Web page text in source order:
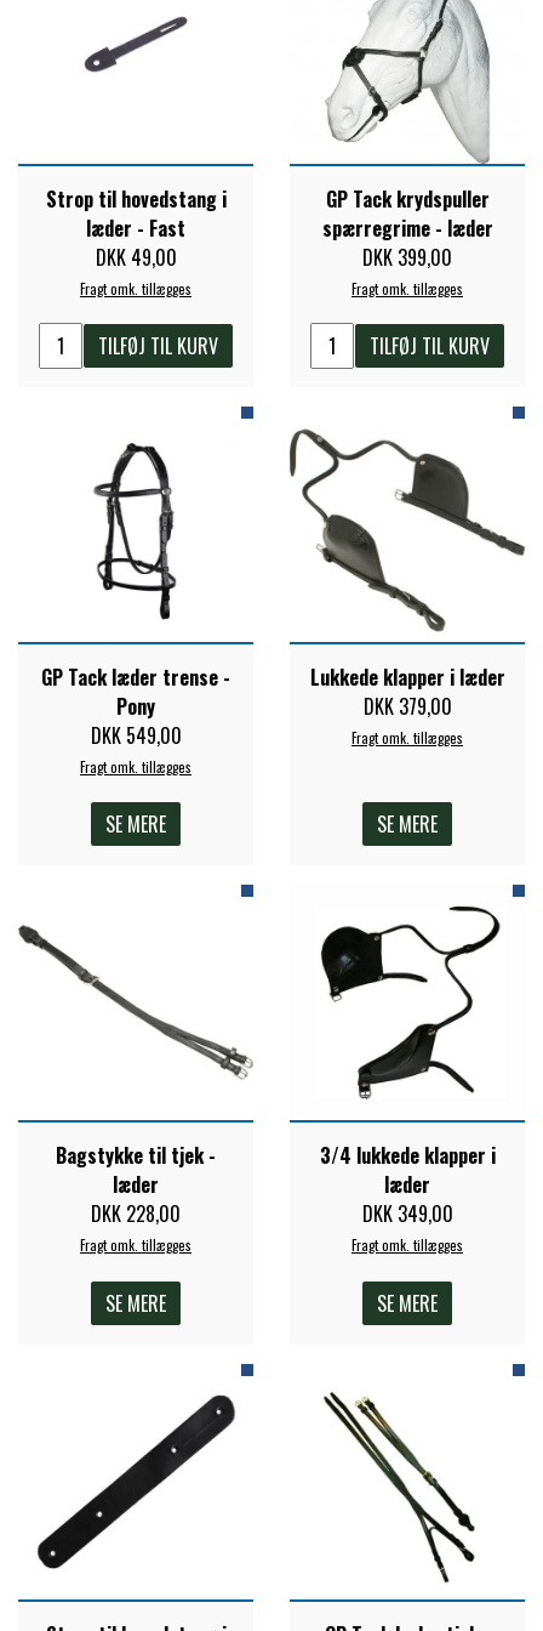
PREMIER EQUINE SADLER
PREMIER EQUINE SADEL TILBEHØR
PREMIER EQUINE SADELUNDERLAG
PREMIER EQUINE PADS
PREMIER EQUINE TRANSPORT
BESKYTTELSE
PREMIER EQUINE KØLETERAPI
PREMIER EQUINE GROOMING & STALD
PREMIER EQUINE RYTTER
FORAN EQUINE
HAPPY MOUTH
KÄLLQUIST EQUESTIAN
LEMIEUX
PREMIER EQUINE
RACING TACK
STAR TACK
TKO
WAHLSTEN
WALSH
Strop til hovedstang i
læder - Fast
DKK 49,00
Fragt omk. tillægges
TILFØJ TIL KURV
GP Tack krydspuller
spærregrime - læder
DKK 399,00
Fragt omk. tillægges
TILFØJ TIL KURV
GP Tack læder trense -
Pony
DKK 549,00
Fragt omk. tillægges
SE MERE
Lukkede klapper i læder
DKK 379,00
Fragt omk. tillægges
SE MERE
Bagstykke til tjek -
læder
DKK 228,00
Fragt omk. tillægges
SE MERE
3/4 lukkede klapper i
læder
DKK 349,00
Fragt omk. tillægges
SE MERE